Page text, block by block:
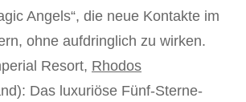
Angels“, die neue Kontakte im
ohne aufdringlich zu wirken.
Resort, Rhodos
Das luxuriöse Fünf-Sterne-